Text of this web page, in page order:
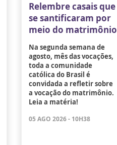
Relembre casais que
se santificaram por
meio do matrimônio
Na segunda semana de
agosto, mês das vocações,
toda a comunidade
católica do Brasil é
convidada a refletir sobre
a vocação do matrimônio.
Leia a matéria!
05 AGO 2026 - 10H38